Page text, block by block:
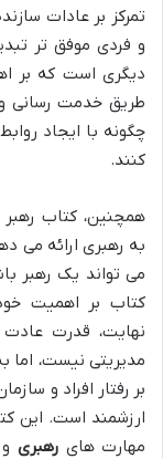
تمرکز بر عادات
و فردی موفق تر
دیگری است که بر
طریق خدمت رسانی و
چگونه با ایجاد
کنند.
همچنین، کتاب رهبر
به رهبری ارائه می
می تواند یک رهبر
کتاب بر اهمیت
نهایت، قدرت عادت
مدیریتی نیست، اما
بر رفتار افراد و
ارزشمند است. این
مهارت های رهبری